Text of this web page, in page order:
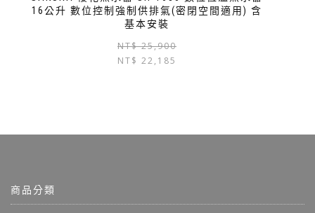
16公升 數位控制強制供排氣(密閉空間適用) 含
基本安裝
NT$25,900
NT$ 22,185
商品分類